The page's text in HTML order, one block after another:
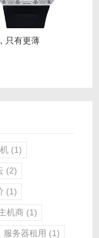
只有更薄
(1)
(2)
(1)
机商 (1)
服务器租用 (1)